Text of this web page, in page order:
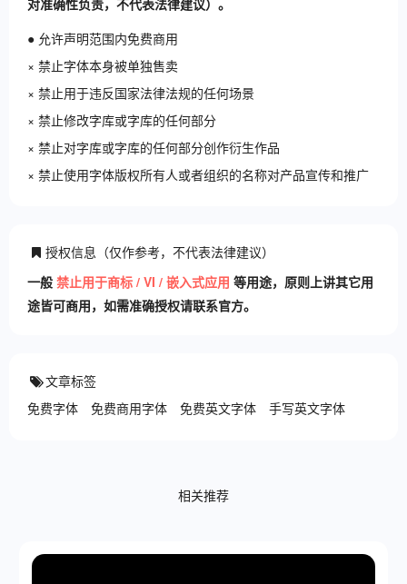
● 允许声明范围内免费商用
× 禁止字体本身被单独售卖
× 禁止用于违反国家法律法规的任何场景
× 禁止修改字库或字库的任何部分
× 禁止对字库或字库的任何部分创作衍生作品
× 禁止使用字体版权所有人或者组织的名称对产品宣传和推广
授权信息（仅作参考，不代表法律建议）
一般 禁止用于商标 / VI / 嵌入式应用 等用途，原则上讲其它用
途皆可商用，如需准确授权请联系官方。
文章标签
免费字体
免费商用字体 免费英文字体 手写英文字体
相关推荐